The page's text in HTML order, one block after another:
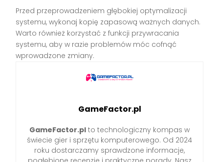
Przed przeprowadzeniem głębokiej optymalizacji
systemu, wykonaj kopię zapasową ważnych danych.
Warto również korzystać z funkcji przywracania
systemu, aby w razie problemów móc cofnąć
wprowadzone zmiany.
GameFactor.pl
GameFactor.pl to technologiczny kompas w
świecie gier i sprzętu komputerowego. Od 2024
roku dostarczamy sprawdzone informacje,